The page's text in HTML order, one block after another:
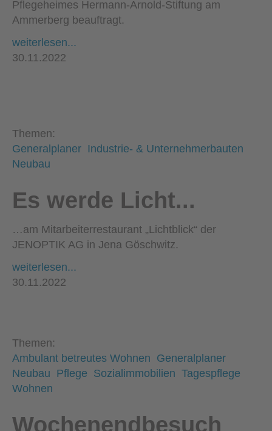
Pflegeheimes Hermann-Arnold-Stiftung am
Ammerberg beauftragt.
weiterlesen...
30.11.2022
Themen:
Generalplaner Industrie- & Unternehmerbauten
Neubau
Es werde Licht...
…am Mitarbeiterrestaurant „Lichtblick“ der
JENOPTIK AG in Jena Göschwitz.
weiterlesen...
30.11.2022
Themen:
Ambulant betreutes Wohnen Generalplaner
Neubau Pflege Sozialimmobilien Tagespflege
Wohnen
Wochenendbesuch